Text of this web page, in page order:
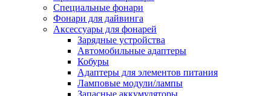
Специальные фонари
Фонари для дайвинга
Аксессуары для фонарей
Зарядные устройства
Автомобильные адаптеры
Кобуры
Адаптеры для элементов питания
Ламповые модули/лампы
Запасные аккумуляторы